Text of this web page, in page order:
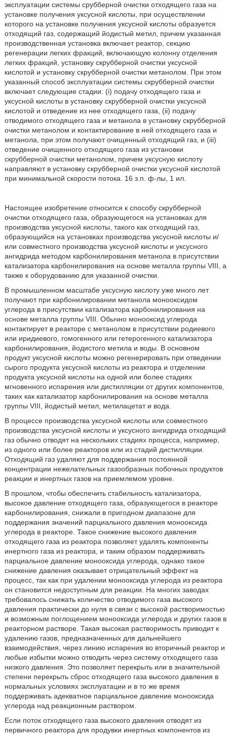
эксплуатации системы срубберной очистки отходящего газа на
установке получения уксусной кислоты, при осуществлении
которого на установке получения уксусной кислоты образуется
отходящий газ, содержащий йодистый метил, причем указанная
производственная установка включает реактор, секцию
регенерации легких фракций, включающую колонну отделения
легких фракций, установку скрубберной очистки уксусной
кислотой и установку скрубберной очистки метанолом. При этом
указанный способ эксплуатации системы скрубберной очистки
включает следующие стадии: (i) подачу отходящего газа и
уксусной кислоты в установку скрубберной очистки уксусной
кислотой и отведение из нее отходящего газа, (ii) подачу
отводимого отходящего газа и метанола в установку скрубберной
очистки метанолом и контактирование в ней отходящего газа и
метанола, при этом получают очищенный отходящий газ, и (iii)
отведение очищенного отходящего газа из установки
скрубберной очистки метанолом, причем уксусную кислоту
направляют в установку скрубберной очистки уксусной кислотой
при минимальной скорости потока. 16 з.п. ф-лы, 1 ил.
Настоящее изобретение относится к способу скрубберной
очистки отходящего газа, образующегося на установках для
производства уксусной кислоты, такого как отходящий газ,
образующийся на установках производства уксусной кислоты и/
или совместного производства уксусной кислоты и уксусного
ангидрида методом карбонилирования метанола в присутствии
катализатора карбонилирования на основе металла группы VIII, а
также к оборудованию для указанной очистки.
В промышленном масштабе уксусную кислоту уже много лет
получают при карбонилировании метанола монооксидом
углерода в присутствии катализатора карбонилирования на
основе металла группы VIII. Обычно монооксид углерода
контактирует в реакторе с метанолом в присутствии родиевого
или иридиевого, гомогенного или гетерогенного катализатора
карбонилирования, йодистого метила и воды. В основном
продукт уксусной кислоты можно регенерировать при отведении
сырого продукта уксусной кислоты из реактора и отделении
продукта уксусной кислоты на одной или более стадиях
мгновенного испарения или дистилляции от других компонентов,
таких как катализатор карбонилирования на основе металла
группы VIII, йодистый метил, метилацетат и вода.
В процессе производства уксусной кислоты или совместного
производства уксусной кислоты и уксусного ангидрида отходящий
газ обычно отводят на нескольких стадиях процесса, например,
из одного или более реакторов или из стадий дистилляции.
Отходящий газ удаляют для поддержания постоянной
концентрации нежелательных газообразных побочных продуктов
реакции и инертных газов на приемлемом уровне.
В прошлом, чтобы обеспечить стабильность катализатора,
высокое давление отходящего газа, образующегося в реакторе
карбонилирования, снижали в пригодном диапазоне для
поддержания значений парциального давления монооксида
углерода в реакторе. Такое снижение высокого давления
отходящего газа из реактора позволяет удалять компоненты
инертного газа из реактора, и таким образом поддерживать
парциальное давление монооксида углерода, однако такое
снижение давления оказывает отрицательный эффект на
процесс, так как при удалении монооксида углерода из реактора
он становится недоступным для реакции. На многих заводах
требовалось снижать количество отводимого газа высокого
давления практически до нуля в связи с высокой растворимостью
и возможным поглощением монооксида углерода и других газов в
реакторном растворе. Такая высокая растворимость приводит к
удалению газов, предназначенных для дальнейшего
взаимодействия, через линию испарения во вторичный реактор и
любые избытки можно отводить через систему отходящего газа
низкого давления. Это позволяет перекрыть или в значительной
степени перекрыть сброс отходящего газа высокого давления в
нормальных условиях эксплуатации и в то же время
поддерживать адекватное парциальное давление монооксида
углерода над реакционным раствором.
Если поток отходящего газа высокого давления отводят из
первичного реактора для продувки инертных компонентов из